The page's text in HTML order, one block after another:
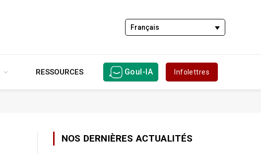
Français
RESSOURCES Goul-IA Infolettres
NOS DERNIÈRES ACTUALITÉS